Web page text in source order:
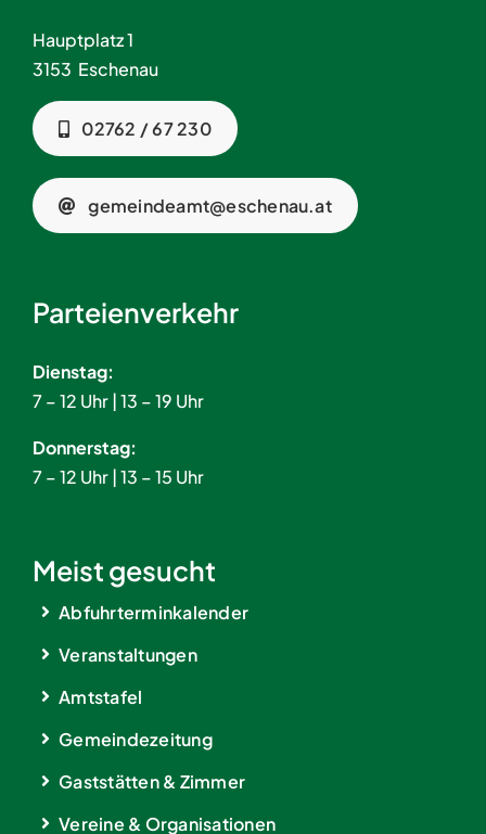
Hauptplatz 1
3153 Eschenau
02762 / 67 230
gemeindeamt@eschenau.at
Parteienverkehr
Dienstag:
7 – 12 Uhr | 13 – 19 Uhr
Donnerstag:
7 – 12 Uhr | 13 – 15 Uhr
Meist gesucht
Abfuhrterminkalender
Veranstaltungen
Amtstafel
Gemeindezeitung
Gaststätten & Zimmer
Vereine & Organisationen